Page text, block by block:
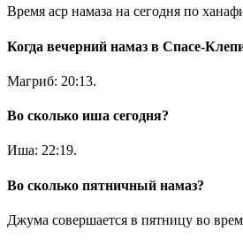
Время аср намаза на сегодня по
Когда вечерний намаз в Спасе-
Магриб: 20:13.
Во сколько иша сегодня?
Иша: 22:19.
Во сколько пятничный намаз?
Джума совершается в пятницу во